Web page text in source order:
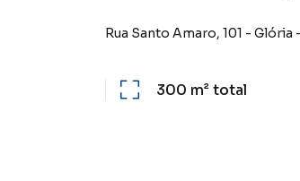
Rua Santo Amaro, 101 - Glória -
300 m²total